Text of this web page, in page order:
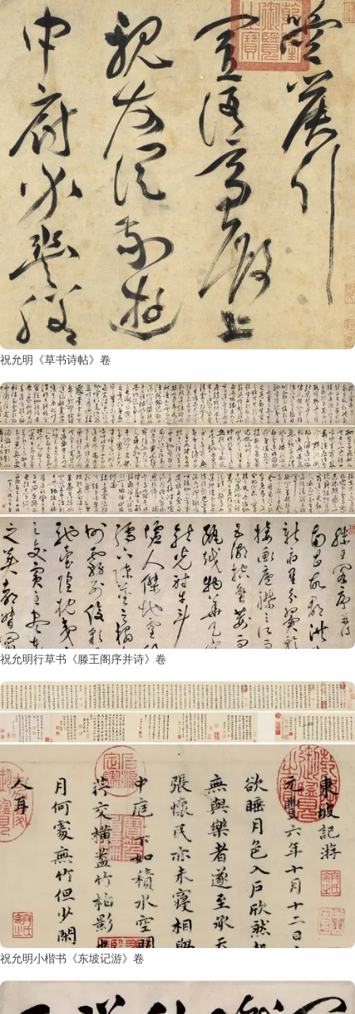
祝允明《草书诗帖》卷
祝允明行草书《滕王阁序并诗》卷
祝允明小楷书《东坡记游》卷
法
字
带
矢
书
法
字
库
篆
刻
印
鉴
查
询